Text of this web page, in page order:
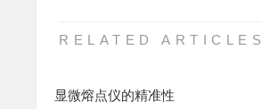
RELATED ARTICLES
显微熔点仪的精准性